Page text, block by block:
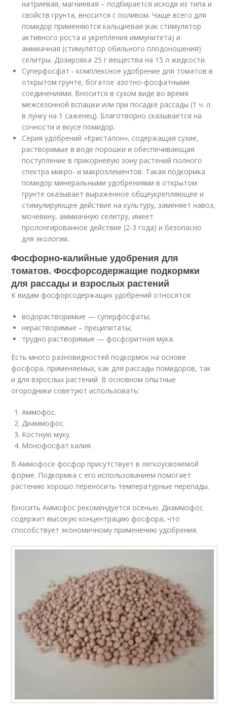
натриевая, магниевая – подбирается исходя из типа и
свойств грунта, вносится с поливом. Чаще всего для
помидор применяются кальциевая (как стимулятор
активного роста и укрепления иммунитета) и
аммиачная (стимулятор обильного плодоношения)
селитры. Дозировка 25 г вещества на 15 л жидкости.
Суперфосфат - комплексное удобрение для томатов в
открытом грунте, богатое азотно-фосфатными
соединениями. Вносится в сухом виде во время
межсезонной вспашки или при посадке рассады (1 ч. л.
в лунку на 1 саженец). Благотворно сказывается на
сочности и вкусе помидор.
Серия удобрений «Кристалон», содержащая сухие,
растворимые в воде порошки и обеспечивающая
поступление в прикорневую зону растений полного
спектра микро- и макроэлементов. Такая подкормка
помидор минеральными удобрениями в открытом
грунте оказывает выраженное общеукрепляющее и
стимулирующее действие на культуру, заменяет навоз,
мочевину, аммиачную селитру, имеет
пролонгированное действие (2-3 года) и безопасно
для экологии.
Фосфорно-калийные удобрения для
томатов. Фосфорсодержащие подкормки
для рассады и взрослых растений
К видам фосфорсодержащих удобрений относятся:
водорастворимые — суперфосфаты;
нерастворимые – преципитаты;
трудно растворимые — фосфоритная мука.
Есть много разновидностей подкормок на основе
фосфора, применяемых, как для рассады помидоров, так
и для взрослых растений. В основном опытные
огородники советуют использовать:
Аммофос.
Диаммофос.
Костную муку.
Монофосфат калия.
В Аммофосе фосфор присутствует в легкоусвояемой
форме. Подкормка с его использованием помогает
растению хорошо переносить температурные перепады.
Вносить Аммофос рекомендуется осенью. Диаммофос
содержит высокую концентрацию фосфора, что
способствует экономичному применению удобрения.